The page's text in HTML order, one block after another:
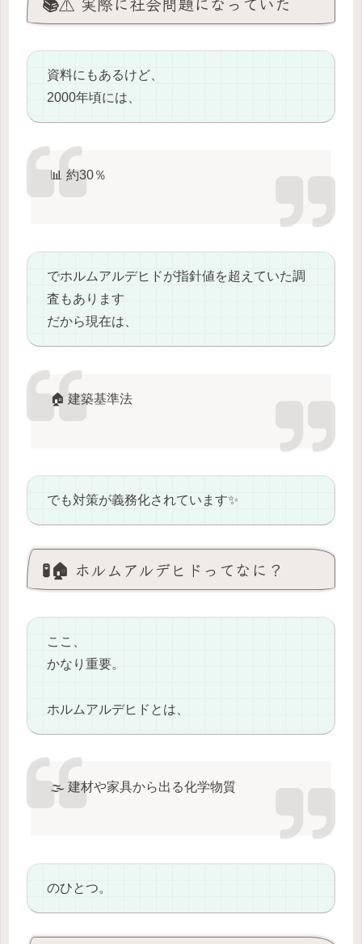
資料にもあるけど、
2000年頃には、
📊 約30％
でホルムアルデヒドが指針値を超えていた調
査もあります
だから現在は、
🏠 建築基準法
でも対策が義務化されています✨
🧪🏠 ホルムアルデヒドってなに？
ここ、
かなり重要。
ホルムアルデヒドとは、
🌫️ 建材や家具から出る化学物質
のひとつ。